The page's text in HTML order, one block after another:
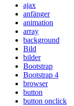
ajax
anfänger
animation
array
background
Bild
bilder
Bootstrap
Bootstrap 4
browser
button
button onclick